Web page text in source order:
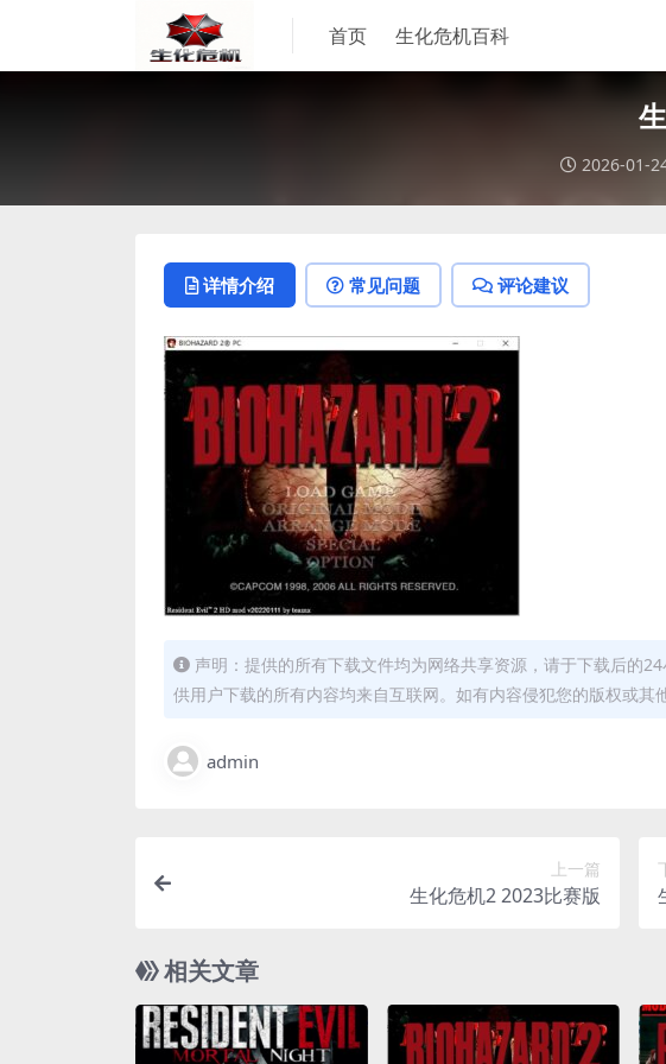
首页 生化危机百科
2026-01-
详情介绍 常见问题 评论建议
声明：提供的所有下载文件均为网络共享资源，请于下载后的
供用户下载的所有内容均来自互联网。如有内容侵犯您的版权或
admin
上一篇
生化危机2 2023比赛版
相关文章